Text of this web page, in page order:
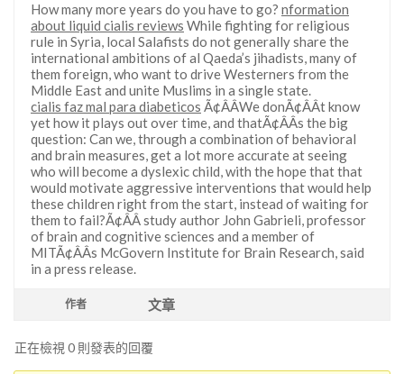
How many more years do you have to go? nformation
about liquid cialis reviews While fighting for religious
rule in Syria, local Salafists do not generally share the
international ambitions of al Qaeda’s jihadists, many of
them foreign, who want to drive Westerners from the
Middle East and unite Muslims in a single state.
cialis faz mal para diabeticos Ã¢ÂÂWe donÃ¢ÂÂt know
yet how it plays out over time, and thatÃ¢ÂÂs the big
question: Can we, through a combination of behavioral
and brain measures, get a lot more accurate at seeing
who will become a dyslexic child, with the hope that that
would motivate aggressive interventions that would help
these children right from the start, instead of waiting for
them to fail?Ã¢ÂÂ study author John Gabrieli, professor
of brain and cognitive sciences and a member of
MITÃ¢ÂÂs McGovern Institute for Brain Research, said
in a press release.
作者 文章
正在檢視 0 則發表的回覆